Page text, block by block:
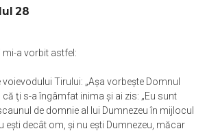
28
a vorbit astfel:
Tirului: „Aşa vorbeşte Domnul
că ţi s-a îngâmfat inima şi ai zis: „Eu sunt
de domnie al lui Dumnezeu în mijlocul
eşti decât om, şi nu eşti Dumnezeu, măcar